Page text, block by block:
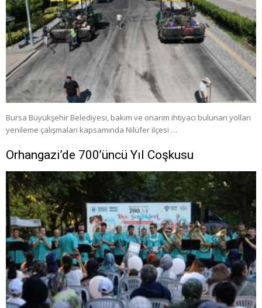
Bursa Büyükşehir Belediyesi, bakım ve onarım ihtiyacı bulunan yolları
yenileme çalışmaları kapsamında Nilüfer ilçesi …
Orhangazi’de 700’üncü Yıl Coşkusu